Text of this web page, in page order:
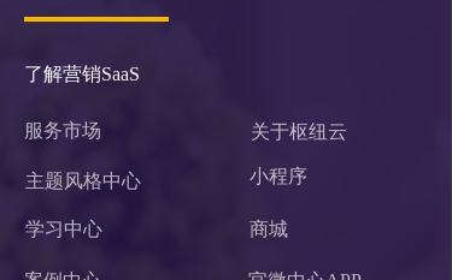
了解营销SaaS
关于枢纽云
服务市场
主题风格中心 小程序
学习中心 商城